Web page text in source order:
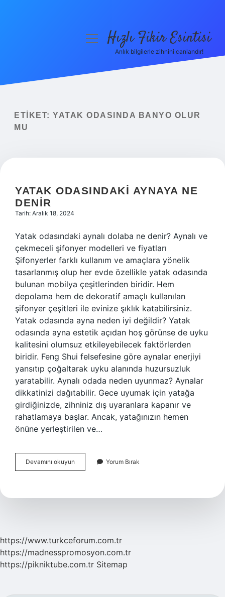
Yasal Uyarı
menüyüHızlı Fikir Esintisi
Anlık bilgilerle zihnini canlandır!
ETIKET: YATAK ODASINDA BANYO OLUR
MU
YATAK ODASINDAKI AYNAYA NE
DENIR
Tarih: Aralık 18, 2024
Yatak odasındaki aynalı dolaba ne denir? Aynalı ve
çekmeceli şifonyer modelleri ve fiyatları
Şifonyerler farklı kullanım ve amaçlara yönelik
tasarlanmış olup her evde özellikle yatak odasında
bulunan mobilya çeşitlerinden biridir. Hem
depolama hem de dekoratif amaçlı kullanılan
şifonyer çeşitleri ile evinize şıklık katabilirsiniz.
Yatak odasında ayna neden iyi değildir? Yatak
odasında ayna estetik açıdan hoş görünse de uyku
kalitesini olumsuz etkileyebilecek faktörlerden
biridir. Feng Shui felsefesine göre aynalar enerjiyi
yansıtıp çoğaltarak uyku alanında huzursuzluk
yaratabilir. Aynalı odada neden uyunmaz? Aynalar
dikkatinizi dağıtabilir. Gece uyumak için yatağa
girdiğinizde, zihniniz dış uyaranlara kapanır ve
rahatlamaya başlar. Ancak, yatağınızın hemen
önüne yerleştirilen ve…
Devamını okuyun
Odasındaki
Denir
Yorum Bırak
https://www.turkceforum.com.tr
https://madnesspromosyon.com.tr
https://pikniktube.com.tr Sitemap